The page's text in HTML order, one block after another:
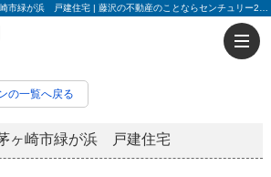
の一覧へ戻る
ヶ崎市緑が浜 戸建住宅